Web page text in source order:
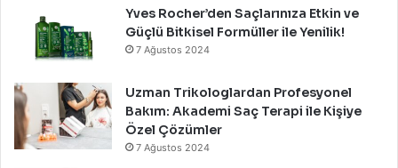
Yves Rocher’den Saçlarınıza Etkin ve
Güçlü Bitkisel Formüller ile Yenilik!
7 Ağustos 2024
Uzman Trikologlardan Profesyonel
Bakım: Akademi Saç Terapi ile Kişiye
Özel Çözümler
7 Ağustos 2024